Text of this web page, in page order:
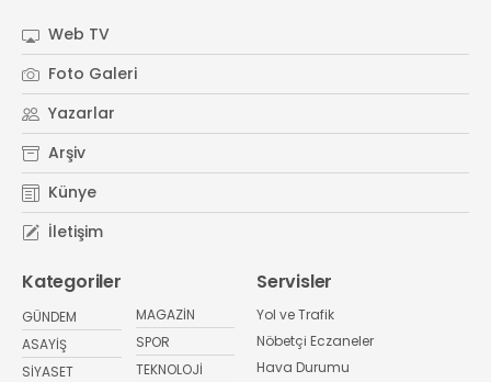
Web TV
Foto Galeri
Yazarlar
Arşiv
Künye
İletişim
Kategoriler
GÜNDEM
ASAYİŞ
SİYASET
MAGAZİN
SPOR
TEKNOLOJİ
Servisler
Yol ve Trafik
Nöbetçi Eczaneler
Hava Durumu